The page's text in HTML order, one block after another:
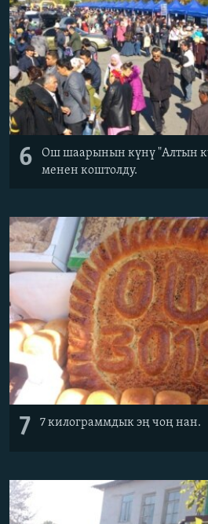
6
Ош шаарынын күнү "Алтын
менен коштолду.
7 7 килограммдык эң чоң нан.